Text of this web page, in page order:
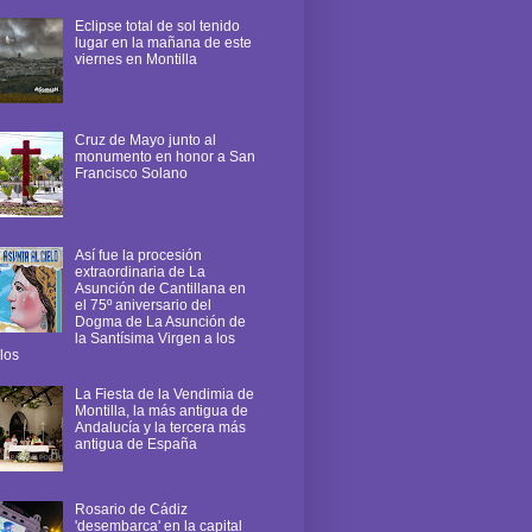
Eclipse total de sol tenido
lugar en la mañana de este
viernes en Montilla
Cruz de Mayo junto al
monumento en honor a San
Francisco Solano
Así fue la procesión
extraordinaria de La
Asunción de Cantillana en
el 75º aniversario del
Dogma de La Asunción de
la Santísima Virgen a los
La Fiesta de la Vendimia de
Montilla, la más antigua de
Andalucía y la tercera más
antigua de España
Rosario de Cádiz
'desembarca' en la capital